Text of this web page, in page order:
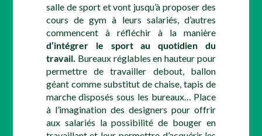
salle de sport et vont jusqu’à proposer des
cours de gym à leurs salariés, d’autres
commencent à réfléchir à la manière
d’intégrer le sport au quotidien du
travail. Bureaux réglables en hauteur pour
permettre de travailler debout, ballon
géant comme substitut de chaise, tapis de
marche disposés sous les bureaux… Place
à l’imagination des designers pour offrir
aux salariés la possibilité de bouger en